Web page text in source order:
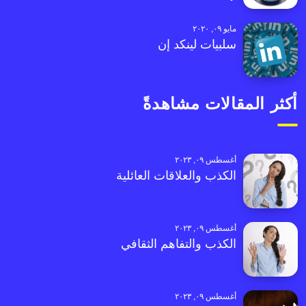
مايو ٠٩, ٢٠٢٠
سلبيات لينكد إن
أكثر المقالات مشاهدةً
أغسطس ٠٩, ٢٠٢٣
الكذب والعلاقات العائلية
أغسطس ٠٩, ٢٠٢٣
الكذب والتفاهم الثقافي
أغسطس ٠٩, ٢٠٢٣